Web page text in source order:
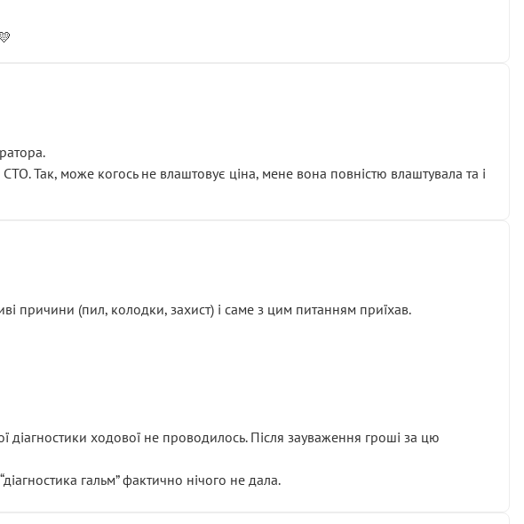
Так, може когось не влаштовує ціна, мене вона повністю влаштувала та і
причини (пил, колодки, захист) і саме з цим питанням приїхав.
діагностики ходової не проводилось. Після зауваження гроші за цю
гальм” фактично нічого не дала.